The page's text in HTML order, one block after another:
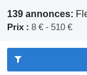
139 annonces:
Prix : 8 € - 510 €